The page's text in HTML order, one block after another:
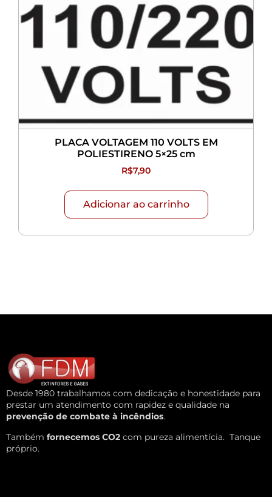
PLACA VOLTAGEM 110 VOLTS EM
POLIESTIRENO 5×25 cm
R$7,90
Adicionar ao carrinho
Desde 1980 trabalhamos com dedicação e honestidade para
prestar um atendimento com rapidez e qualidade na
prevenção de combate à incêndios.
Também fornecemos CO2 com pureza alimentícia. Tanque
próprio.